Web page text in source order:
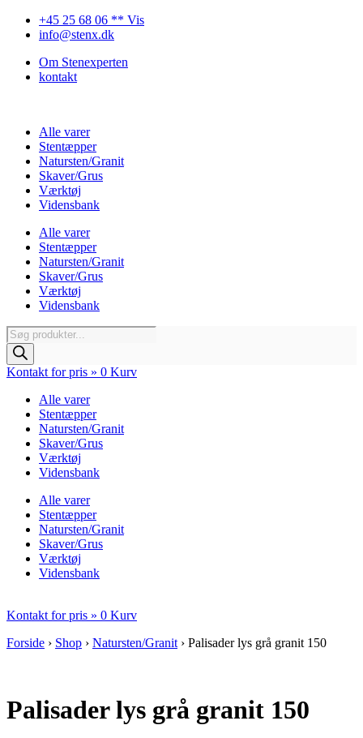
Videre+45 25 68 06 ** Vis
info@stenx.dk
Om Stenexperten
kontakt
Alle varer
Stentæpper
Natursten/Granit
Skaver/Grus
Værktøj
Vidensbank
Alle varer
Stentæpper
Natursten/Granit
Skaver/Grus
Værktøj
Vidensbank
Products
search
Kontakt for pris » 0 Kurv
Alle varer
Stentæpper
Natursten/Granit
Skaver/Grus
Værktøj
Vidensbank
Alle varer
Stentæpper
Natursten/Granit
Skaver/Grus
Værktøj
Vidensbank
Kontakt for pris » 0 Kurv
Forside › Shop › Natursten/Granit › Palisader lys grå granit 150
Palisader lys grå granit 150